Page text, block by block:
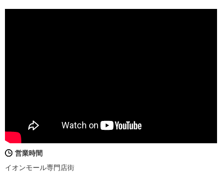
営業時間
イオンモール専門店街